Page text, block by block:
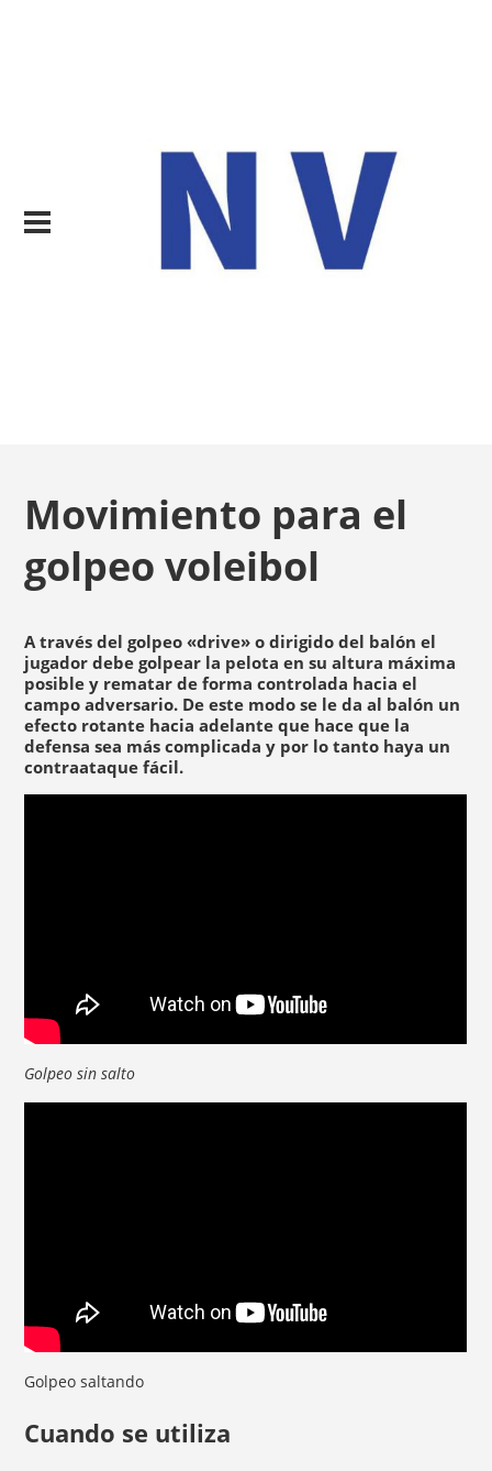
Movimiento para el
golpeo voleibol
A través del golpeo «drive» o dirigido del balón el
jugador debe golpear la pelota en su altura máxima
posible y rematar de forma controlada hacia el
campo adversario. De este modo se le da al balón un
efecto rotante hacia adelante que hace que la
defensa sea más complicada y por lo tanto haya un
contraataque fácil.
Golpeo sin salto
Golpeo saltando
Cuando se utiliza